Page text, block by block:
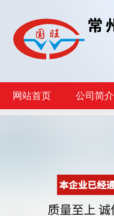
网站首页 公司简介